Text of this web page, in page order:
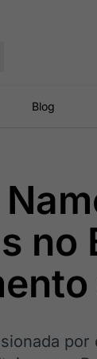
Blog
Político
Os bastidores da
política em
tempo real
Broadcast
no